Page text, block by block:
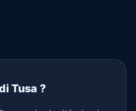
Tusa ?